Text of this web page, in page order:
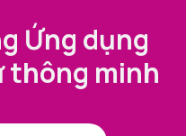
Ứng dụng
thông minh